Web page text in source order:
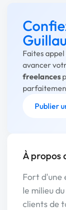
Faites
avancer
freelances
Publier
À propos
Fort d'une
le milieu
clients de